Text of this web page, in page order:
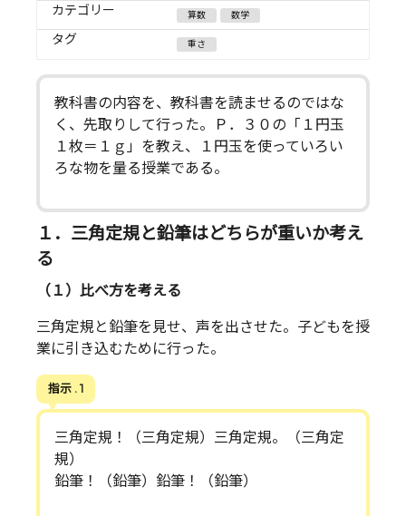
カテゴリー 算数 数学
タグ 重さ
教科書の内容を、教科書を読ませるのではな
く、先取りして行った。Ｐ．３０の「１円玉
１枚＝１ｇ」を教え、１円玉を使っていろい
ろな物を量る授業である。
１．三角定規と鉛筆はどちらが重いか考え
る
（１）比べ方を考える
三角定規と鉛筆を見せ、声を出させた。子どもを授
業に引き込むために行った。
指示 . 1
三角定規！（三角定規）三角定規。（三角定
規）
鉛筆！（鉛筆）鉛筆！（鉛筆）